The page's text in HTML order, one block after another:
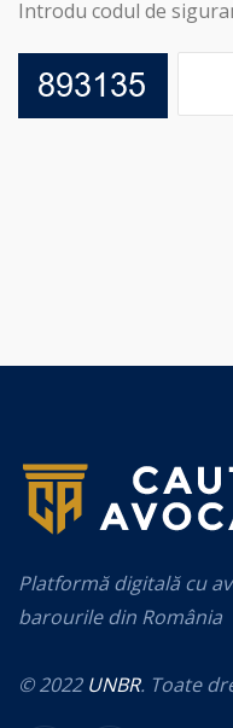
Introdu codul de
Platformă digitală cu
barourile din România
© 2022 UNBR. Toate